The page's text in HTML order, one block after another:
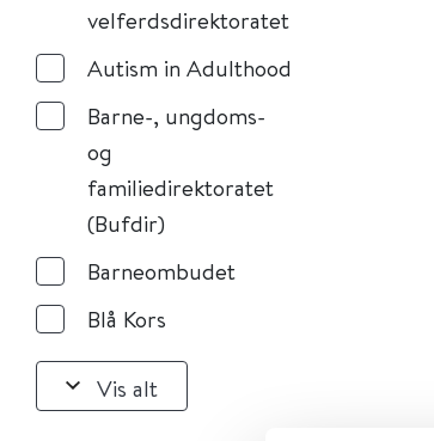
velferdsdirektoratet
Autism in Adulthood
Barne-, ungdoms-
og
familiedirektoratet
(Bufdir)
Barneombudet
Blå Kors
Vis alt